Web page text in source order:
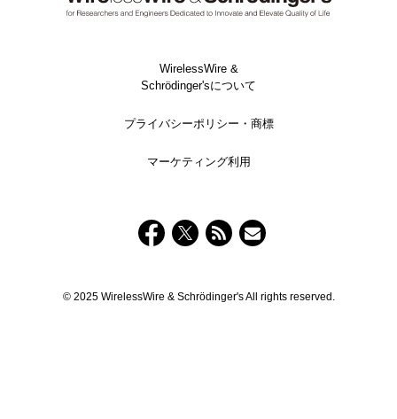
WirelessWire &
Schrödinger'sについて
プライバシーポリシー・商標
マーケティング利用
© 2025 WirelessWire & Schrödinger's All rights reserved.